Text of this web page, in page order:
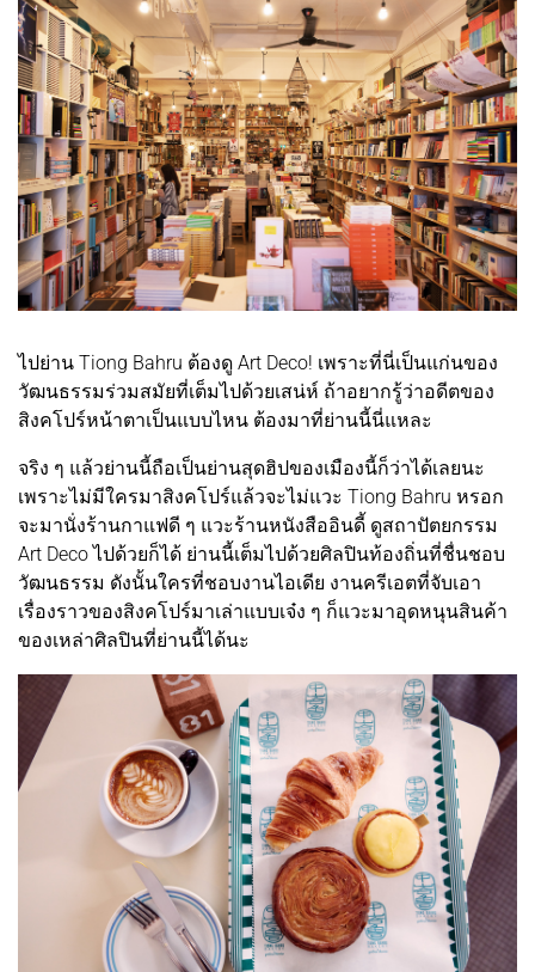
ไปย่าน Tiong Bahru ต้องดู Art Deco! เพราะที่นี่เป็นแก่นของ
วัฒนธรรมร่วมสมัยที่เต็มไปด้วยเสน่ห์ ถ้าอยากรู้ว่าอดีตของ
สิงคโปร์หน้าตาเป็นแบบไหน ต้องมาที่ย่านนี้นี่แหละ
จริง ๆ แล้วย่านนี้ถือเป็นย่านสุดฮิปของเมืองนี้ก็ว่าได้เลยนะ
เพราะไม่มีใครมาสิงคโปร์แล้วจะไม่แวะ Tiong Bahru หรอก
จะมานั่งร้านกาแฟดี ๆ แวะร้านหนังสืออินดี้ ดูสถาปัตยกรรม
Art Deco ไปด้วยก็ได้ ย่านนี้เต็มไปด้วยศิลปินท้องถิ่นที่ชื่นชอบ
วัฒนธรรม ดังนั้นใครที่ชอบงานไอเดีย งานครีเอตที่จับเอา
เรื่องราวของสิงคโปร์มาเล่าแบบเจ๋ง ๆ ก็แวะมาอุดหนุนสินค้า
ของเหล่าศิลปินที่ย่านนี้ได้นะ